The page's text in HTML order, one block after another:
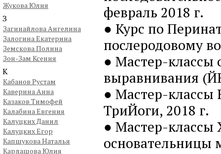
Жукова Юлия
З
Загинайлова Ангелина
Залогина Екатерина
Земскова Полина
Зон-Зам Ксения
К
Кабанов Рустам
Каверина Анна
Казаков Тимофей
Калабина Евгения
Калуцких Данил
Калуцких Егор
Капшукова Наталья
Кардашова Юлия
февраль 2018 г.
● Курс по
послеродовому
● Мастер-классы
выравнивания
● Мастер-классы
ТриЙоги, 2018 г.
● Мастер-классы
основательницы